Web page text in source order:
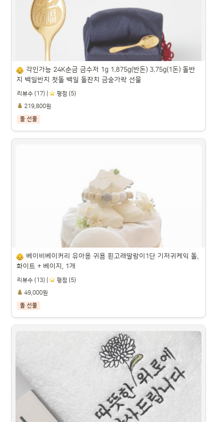
파트너스 활동을 통해 일정액의 수수료를 제공받을 수 있습니다.
반지 백일반지 첫돌 백일 돌잔치 금숟가락 선물
파트너스 활동을 통해 일정액의 수수료를 제공받을 수 있습니다.
각인가능 24K순금 금수저 1g 1.875g(반돈) 3.75g(1돈) 돌반
지 백일반지 첫돌 백일 돌잔치 금숟가락 선물
리뷰수 (17) |
️ 평점 (5)
219,800원
돌 선물
베이비베이커리 유아용 귀욤 흰고래딸랑이1단 기저귀케익
파트너스 활동을 통해 일정액의 수수료를 제공받을 수 있습니다.
베이비베이커리 유아용 귀욤 흰고래딸랑이1단 기저귀케익 돌,
화이트 + 베이지, 1개
리뷰수 (13) |
️ 평점 (5)
49,000원
돌 선물